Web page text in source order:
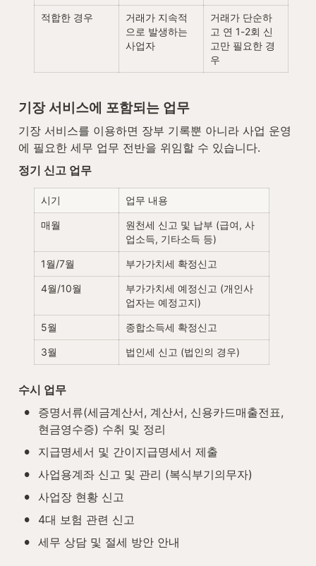
적합한 경우
거래가 지속적
으로 발생하는
사업자
거래가 단순하
고 연 1-2회 신
고만 필요한 경
우
기장 서비스에 포함되는 업무
기장 서비스를 이용하면 장부 기록뿐 아니라 사업 운영
에 필요한 세무 업무 전반을 위임할 수 있습니다.
정기 신고 업무
시기 업무 내용
매월
원천세 신고 및 납부 (급여, 사
업소득, 기타소득 등)
1월/7월 부가가치세 확정신고
4월/10월
부가가치세 예정신고 (개인사
업자는 예정고지)
5월 종합소득세 확정신고
3월 법인세 신고 (법인의 경우)
수시 업무
•
증명서류(세금계산서, 계산서, 신용카드매출전표,
현금영수증) 수취 및 정리
• 지급명세서 및 간이지급명세서 제출
• 사업용계좌 신고 및 관리 (복식부기의무자)
• 사업장 현황 신고
• 4대 보험 관련 신고
• 세무 상담 및 절세 방안 안내